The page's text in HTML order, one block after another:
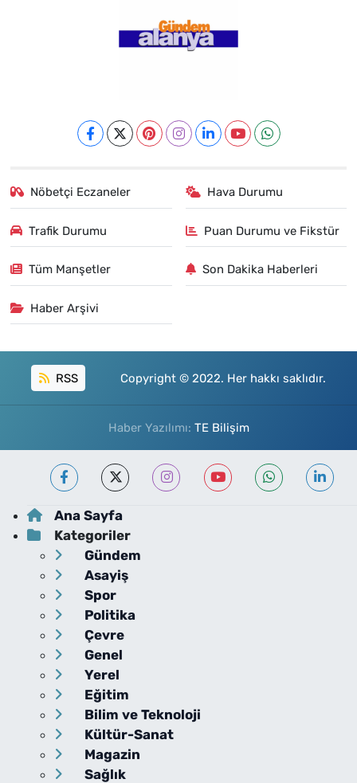
Nöbetçi Eczaneler Hava Durumu
Trafik Durumu Puan Durumu ve Fikstür
Tüm Manşetler Son Dakika Haberleri
Haber Arşivi
RSS Copyright © 2022. Her hakkı saklıdır.
Haber Yazılımı: TE Bilişim
Ana Sayfa
Kategoriler
Gündem
Asayiş
Spor
Politika
Çevre
Genel
Yerel
Eğitim
Bilim ve Teknoloji
Kültür-Sanat
Magazin
Sağlık